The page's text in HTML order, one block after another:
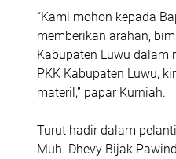
“Kami mohon kepada
memberikan arahan,
Kabupaten Luwu dalam
PKK Kabupaten Luwu,
materil,” papar Kurniah.
Turut hadir dalam
Muh. Dhevy Bijak